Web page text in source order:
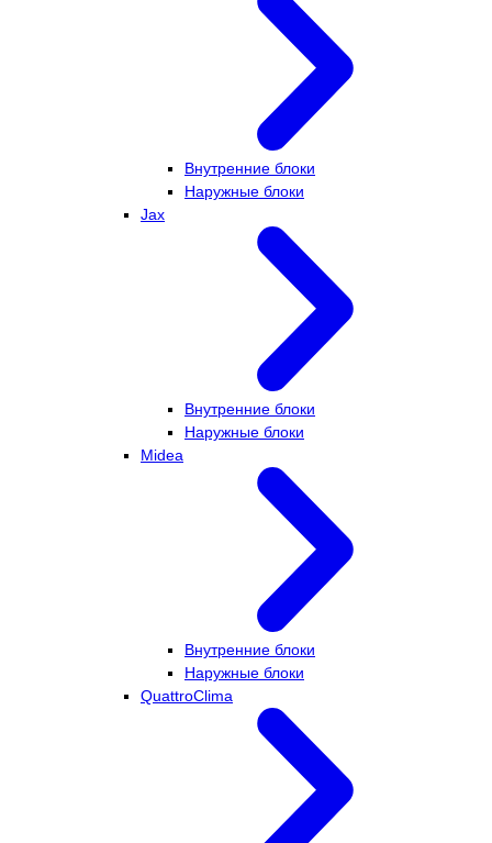
Внутренние блоки
Наружные блоки
Jax
Внутренние блоки
Наружные блоки
Midea
Внутренние блоки
Наружные блоки
QuattroClima